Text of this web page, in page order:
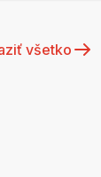
všetko